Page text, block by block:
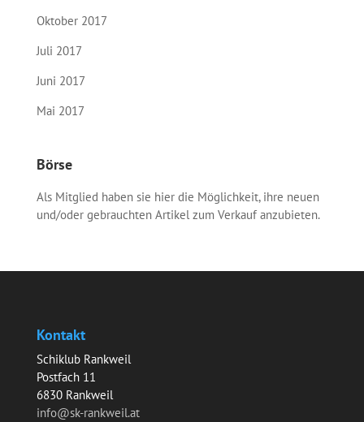
Oktober 2017
Juli 2017
Juni 2017
Mai 2017
Börse
Als Mitglied haben sie hier die Möglichkeit, ihre neuen
und/oder gebrauchten Artikel zum Verkauf anzubieten.
Kontakt
Schiklub Rankweil
Postfach 11
6830 Rankweil
info@sk-rankweil.at